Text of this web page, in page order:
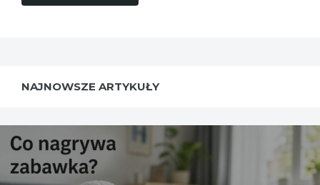
NAJNOWSZE ARTYKUŁY